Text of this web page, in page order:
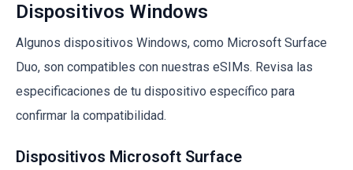
Dispositivos Windows
Algunos dispositivos Windows, como Microsoft Surface
Duo, son compatibles con nuestras eSIMs. Revisa las
especificaciones de tu dispositivo específico para
confirmar la compatibilidad.
Dispositivos Microsoft Surface